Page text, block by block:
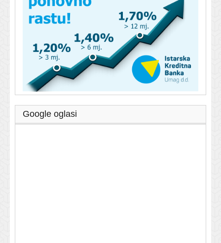
Google oglasi